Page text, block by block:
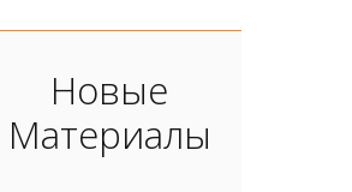
Новые
Материалы